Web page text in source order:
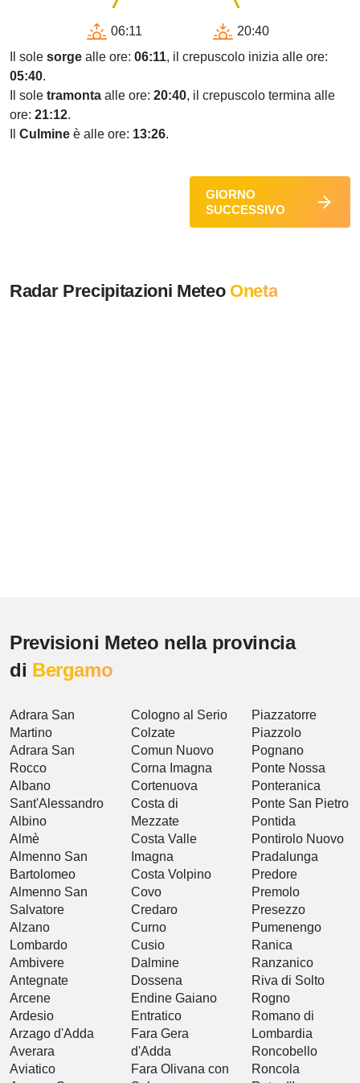
06:11
20:40
Il sole sorge alle ore: 06:11, il crepuscolo inizia alle ore:
05:40.
Il sole tramonta alle ore: 20:40, il crepuscolo termina alle
ore: 21:12.
Culmine è alle ore: 13:26.
GIORNO
SUCCESSIVO
Radar Precipitazioni Meteo Oneta
Previsioni Meteo nella provincia
di Bergamo
Adrara San
Martino
Adrara San
Rocco
Albano
Sant'Alessandro
Albino
Almè
Almenno San
Bartolomeo
Almenno San
Salvatore
Alzano
Lombardo
Ambivere
Antegnate
Arcene
Ardesio
Arzago d'Adda
Averara
Aviatico
Cologno al Serio
Colzate
Comun Nuovo
Corna Imagna
Cortenuova
Costa di
Mezzate
Costa Valle
Imagna
Costa Volpino
Covo
Credaro
Curno
Cusio
Dalmine
Dossena
Endine Gaiano
Entratico
Fara Gera
d'Adda
Fara Olivana con
Piazzatorre
Piazzolo
Pognano
Ponte Nossa
Ponteranica
Ponte San Pietro
Pontida
Pontirolo Nuovo
Pradalunga
Predore
Premolo
Presezzo
Pumenengo
Ranica
Ranzanico
Riva di Solto
Rogno
Romano di
Lombardia
Roncobello
Roncola